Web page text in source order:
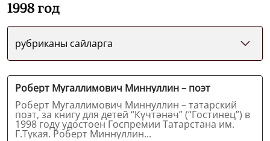
1998 год
рубриканы сайларга
Роберт Мугаллимович Миннуллин – поэт
Роберт Мугаллимович Миннуллин – татарский
поэт, за книгу для детей “Күчтәнәч” (“Гостинец”) в
1998 году удостоен Госпремии Татарстана им.
Г.Тукая. Роберт Миннуллин...